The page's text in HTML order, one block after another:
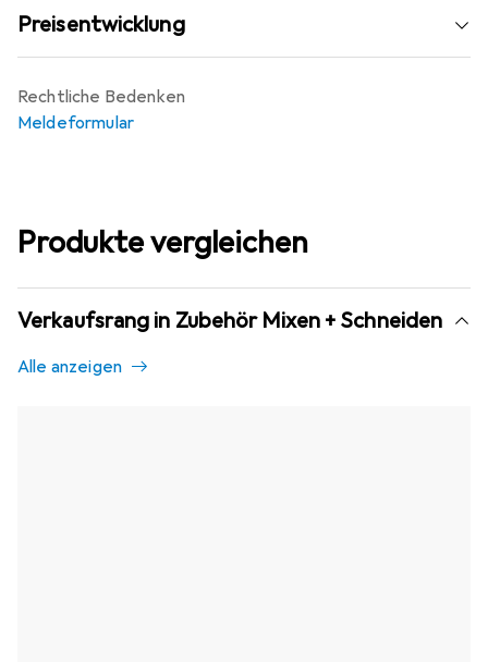
Preisentwicklung
Rechtliche Bedenken
Meldeformular
Produkte vergleichen
Verkaufsrang in Zubehör Mixen + Schneiden
Alle anzeigen